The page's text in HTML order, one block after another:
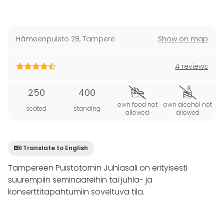
Hämeenpuisto 28, Tampere Show on map
4 reviews
250
seated
400
standing
own food not
allowed
own alcohol not
allowed
Translate to English
Tampereen Puistotornin Juhlasali on erityisesti
suurempiin seminaareihin tai juhla- ja
konserttitapahtumiin soveltuva tila.